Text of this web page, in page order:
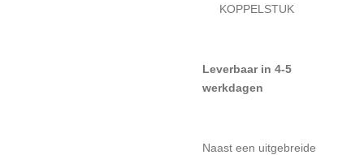
KOPPELSTUK
Leverbaar in 4-5
werkdagen
Naast een uitgebreide